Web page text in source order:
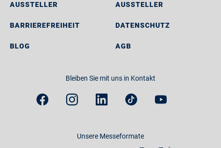
AUSSTELLER
BARRIEREFREIHEIT
BLOG
AUSSTELLER
DATENSCHUTZ
AGB
Bleiben Sie mit uns in Kontakt
Unsere Messeformate